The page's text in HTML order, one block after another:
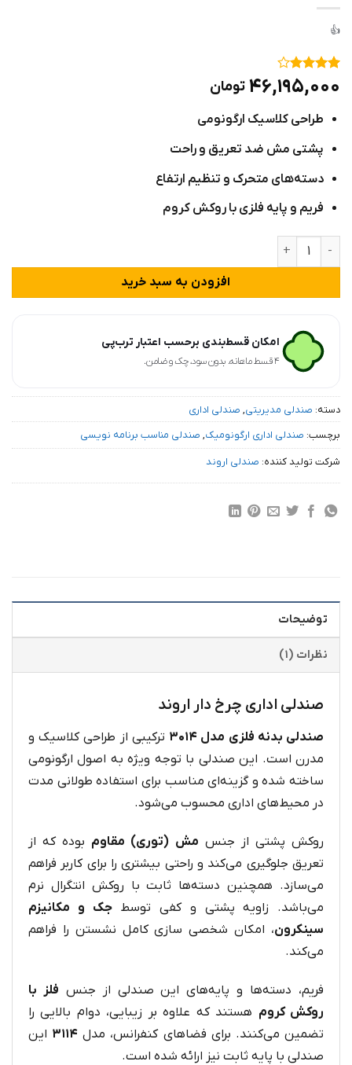
امتیاز
۴
از ۵
۱
مشتری
۴۶,۱۹۵,۰۰۰ تومان
طراحی کلاسیک ارگونومی
پشتی مش ضد تعریق و راحت
دسته‌های متحرک و تنظیم ارتفاع
فریم و پایه فلزی با روکش کروم
صندلی بدنه فلزی مدل ۳۰۱۴ عدد
افزودن به سبد خرید
امکان قسط‌بندی برحسب اعتبار ترب‌پی
۴ قسط ماهانه. بدون سود، چک و ضامن.
دسته: صندلی مدیریتی, صندلی اداری
برچسب: صندلی اداری ارگونومیک, صندلی مناسب برنامه نویسی
شرکت تولید کننده: صندلی اروند
توضیحات
نظرات (۱)
صندلی اداری چرخ دار اروند
صندلی بدنه فلزی مدل ۳۰۱۴
ترکیبی از طراحی کلاسیک و
مدرن است. این صندلی با توجه ویژه به اصول ارگونومی
ساخته شده و گزینه‌ای مناسب برای استفاده طولانی مدت
در محیط‌های اداری محسوب می‌شود.
روکش پشتی از جنس مش (توری) مقاوم بوده که از
تعریق جلوگیری می‌کند و راحتی بیشتری را برای کاربر فراهم
می‌سازد. همچنین دسته‌ها ثابت با روکش انتگرال نرم
می‌باشد. زاویه پشتی و کفی توسطجک و مکانیزم
سینکرون، امکان شخصی سازی کامل نشستن را فراهم
می‌کند.
فریم، دسته‌ها و پایه‌های این صندلی از جنس فلز با
روکش کروم هستند که علاوه بر زیبایی، دوام بالایی را
تضمین می‌کنند. برای فضاهای کنفرانس، مدل ۳۱۱۴ این
صندلی با پایه ثابت نیز ارائه شده است.